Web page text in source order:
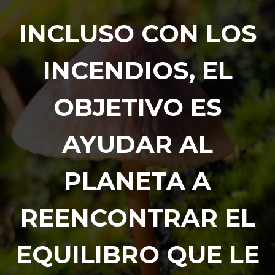
INCLUSO CON LOS
INCENDIOS, EL
OBJETIVO ES
AYUDAR AL
PLANETA A
REENCONTRAR EL
EQUILIBRO QUE LE